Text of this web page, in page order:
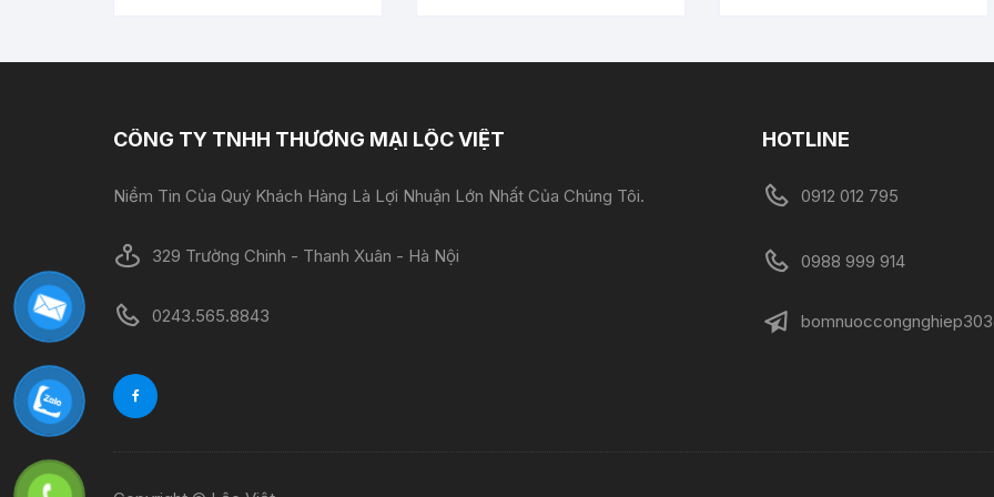
CÔNG TY TNHH THƯƠNG MẠI LỘC VIỆT
Niềm Tin Của Quý Khách Hàng Là Lợi Nhuận Lớn Nhất Của Chúng Tôi.
329 Trường Chinh - Thanh Xuân - Hà Nội
0243.565.8843
HOTLINE
0912 012 795
0988 999 914